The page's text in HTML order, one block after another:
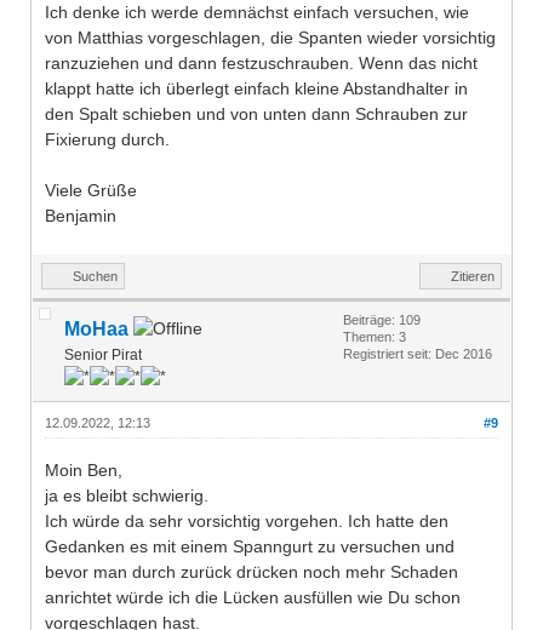
Ich denke ich werde demnächst einfach versuchen, wie
von Matthias vorgeschlagen, die Spanten wieder vorsichtig
ranzuziehen und dann festzuschrauben. Wenn das nicht
klappt hatte ich überlegt einfach kleine Abstandhalter in
den Spalt schieben und von unten dann Schrauben zur
Fixierung durch.
Viele Grüße
Benjamin
Suchen Zitieren
MoHaa
Senior Pirat
Beiträge: 109
Themen: 3
Registriert seit: Dec 2016
#9
12.09.2022, 12:13
Moin Ben,
ja es bleibt schwierig.
Ich würde da sehr vorsichtig vorgehen. Ich hatte den
Gedanken es mit einem Spanngurt zu versuchen und
bevor man durch zurück drücken noch mehr Schaden
anrichtet würde ich die Lücken ausfüllen wie Du schon
vorgeschlagen hast.